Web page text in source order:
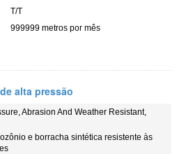
T/T
999999 metros por mês
alta pressão
Abrasion And Weather Resistant,
e borracha sintética resistente às